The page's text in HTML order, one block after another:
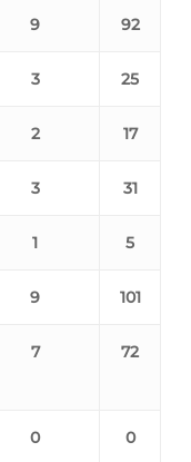
9 92
3 25
2 17
3 31
1 5
9 101
7 72
0 0